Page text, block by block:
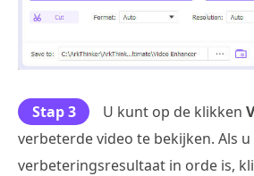
Stap 3 U kunt op de klikken
verbeterde video te bekijken. Als
verbeteringsresultaat in orde is,